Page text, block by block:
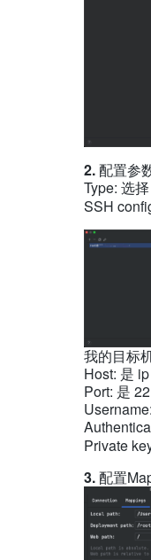
2.配置参
Type: 选择
SSH
我的目标
Host: 是 ip
Port: 是 22
Private
3.配置